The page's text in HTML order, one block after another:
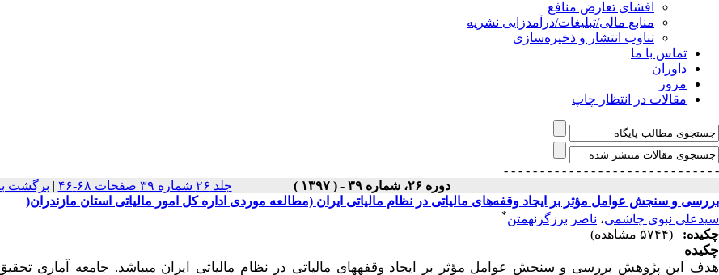
افشای تعارض منافع
منابع مالی/تبلیغات/درآمدزایی نشریه
تناوب انتشار و ذخیره‌سازی
تماس با ما
داوران
مرور
مقالات در انتظار چاپ
- - - - - - - - - - - - - - -
- - - - - - - - - - - - - - -
دوره ۲۶، شماره ۳۹ - ( ۱۳۹۷ )
جلد ۲۶ شماره ۳۹ صفحات ۶۸-۴۶ | برگشت
بررسی و سنجش عوامل مؤثر بر ایجاد وقفه‌های مالیاتی در نظام مالیاتی ایران (مطالعه موردی اداره کل امور مالیاتی استان مازندران(
سیدعلی نبوی چاشمی، ناصر برزگرنهمتن*
چکیده: (۵۷۴۴ مشاهده)
چکیده
هدف این پژوهش بررسی و سنجش عوامل مؤثر بر ایجاد وقفه­های مالیاتی در نظام مالیاتی ایران می­باشد. جامعه آماری